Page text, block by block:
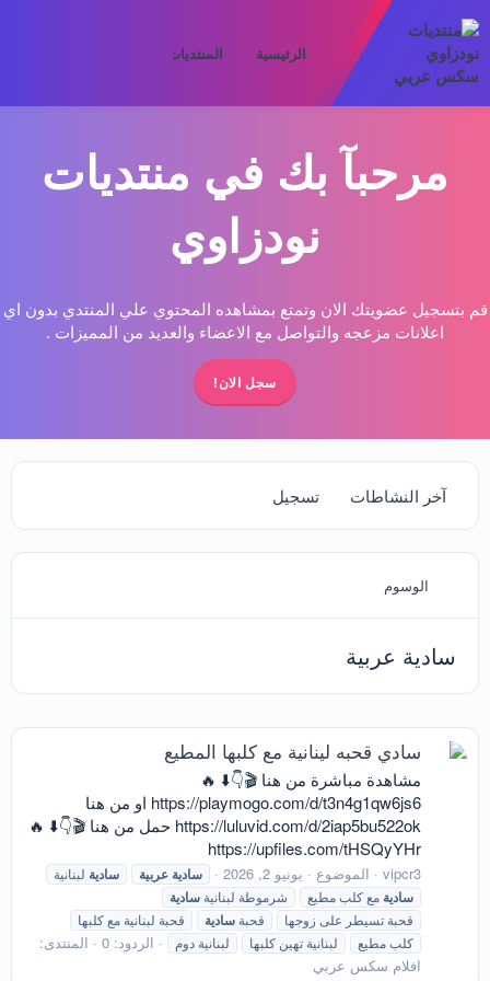
الرئيسية المنتديات
مرحبآ بك في منتديات
نودزاوي
قم بتسجيل عضويتك الان وتمتع بمشاهده المحتوي علي المنتدي بدون اي
اعلانات مزعجه والتواصل مع الاعضاء والعديد من المميزات .
سجل الان!
آخر النشاطات تسجيل
الوسوم
سادية عربية
سادي قحبه لينانية مع كلبها المطيع
مشاهدة مباشرة من هنا 🎬👇⬇️ 🔥
https://playmogo.com/d/t3n4g1qw6js6 او من هنا
https://luluvid.com/d/2iap5bu522ok حمل من هنا 🎬👇⬇️ 🔥
https://upfiles.com/tHSQyYHr
vipcr3 الموضوع يونيو 2, 2026 سادية عربية سادية لبنانية
سادية مع كلب مطيع شرموطة لبنانية سادية
قحبة تسيطر على زوجها قحبة سادية
قحبة لبنانية مع كلبها
كلب مطيع
لبنانية تهين كلبها لبنانية دوم الردود: 0
المنتدى:
افلام سكس عربي